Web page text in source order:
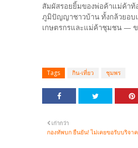
สัมผัสรอยยิ้มของพ่อค้าแม่ค้าท้
ภูมิปัญญาชาวบ้าน ทั้งกล้วยอบ
เกษตรกรและแม่ค้าชุมชน —
Tags กิน-เที่ยว ชุมพร
เก่ากว่า
กองทัพบก ยืนยัน! ไม่เคยขอรับบริจาค